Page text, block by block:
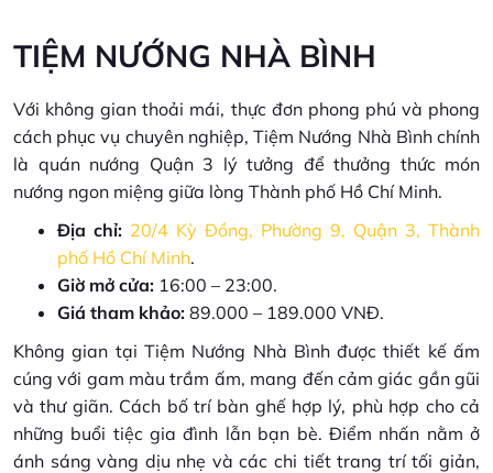
TIỆM NƯỚNG NHÀ BÌNH
Với không gian thoải mái, thực đơn phong phú và phong
cách phục vụ chuyên nghiệp, Tiệm Nướng Nhà Bình chính
là quán nướng Quận 3 lý tưởng để thưởng thức món
nướng ngon miệng giữa lòng Thành phố Hồ Chí Minh.
Địa chỉ: 20/4 Kỳ Đồng, Phường 9, Quận 3, Thành
phố Hồ Chí Minh.
Giờ mở cửa: 16:00 – 23:00.
Giá tham khảo: 89.000 – 189.000 VNĐ.
Không gian tại Tiệm Nướng Nhà Bình được thiết kế ấm
cúng với gam màu trầm ấm, mang đến cảm giác gần gũi
và thư giãn. Cách bố trí bàn ghế hợp lý, phù hợp cho cả
những buổi tiệc gia đình lẫn bạn bè. Điểm nhấn nằm ở
ánh sáng vàng dịu nhẹ và các chi tiết trang trí tối giản,